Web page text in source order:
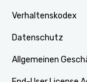
Verhaltenskodex
Datenschutz
Allgemeinen